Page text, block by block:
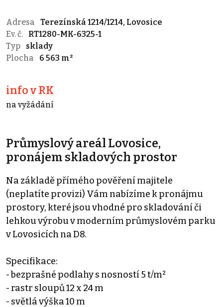
Adresa
Terezínská 1214/1214, Lovosice
Ev. č.
RT1280-MK-6325-1
Typ
sklady
Plocha
6 563 m²
info v RK
na vyžádání
Průmyslový areál Lovosice,
pronájem skladových prostor
Na základě přímého pověření majitele
(neplatíte provizi) Vám nabízíme k pronájmu
prostory, které jsou vhodné pro skladování či
lehkou výrobu v moderním průmyslovém parku
v Lovosicích na D8.
Specifikace:
- bezprašné podlahy s nosností 5 t/m²
- rastr sloupů 12 x 24 m
- světlá výška 10 m